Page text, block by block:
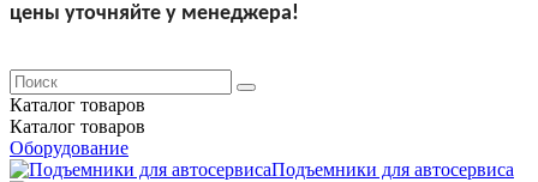
цены уточняйте у менеджера!
Каталог товаров
Каталог товаров
Оборудование
Подъемники для автосервиса